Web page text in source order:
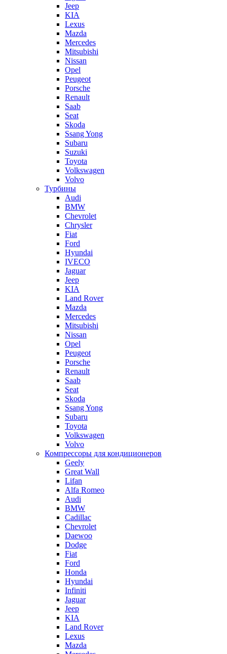
Jeep
KIA
Lexus
Mazda
Mercedes
Mitsubishi
Nissan
Opel
Peugeot
Porsche
Renault
Saab
Seat
Skoda
Ssang Yong
Subaru
Suzuki
Toyota
Volkswagen
Volvo
Турбины
Audi
BMW
Chevrolet
Chrysler
Fiat
Ford
Hyundai
IVECO
Jaguar
Jeep
KIA
Land Rover
Mazda
Mercedes
Mitsubishi
Nissan
Opel
Peugeot
Porsche
Renault
Saab
Seat
Skoda
Ssang Yong
Subaru
Toyota
Volkswagen
Volvo
Компрессоры для кондиционеров
Geely
Great Wall
Lifan
Alfa Romeo
Audi
BMW
Cadillac
Chevrolet
Daewoo
Dodge
Fiat
Ford
Honda
Hyundai
Infiniti
Jaguar
Jeep
KIA
Land Rover
Lexus
Mazda